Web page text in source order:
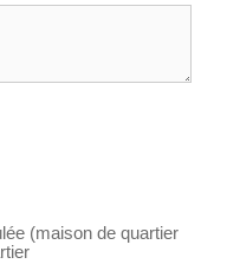
(maison de quartier